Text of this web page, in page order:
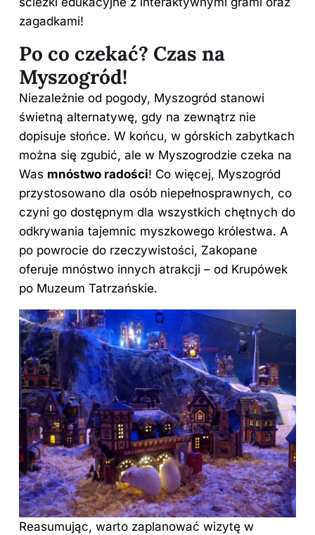
zagadkami!
Po co czekać? Czas na
Myszogród!
Niezależnie od pogody, Myszogród stanowi
świetną alternatywę, gdy na zewnątrz nie
dopisuje słońce. W końcu, w górskich zabytkach
można się zgubić, ale w Myszogrodzie czeka na
Was mnóstwo radości! Co więcej, Myszogród
przystosowano dla osób niepełnosprawnych, co
czyni go dostępnym dla wszystkich chętnych do
odkrywania tajemnic myszkowego królestwa. A
po powrocie do rzeczywistości, Zakopane
oferuje mnóstwo innych atrakcji – od Krupówek
po Muzeum Tatrzańskie.
Reasumując, warto zaplanować wizytę w